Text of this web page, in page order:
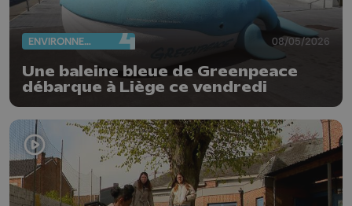
ENVIRONNEMENT 08/05/2026
Une baleine bleue de Greenpeace
débarque à Liège ce vendredi